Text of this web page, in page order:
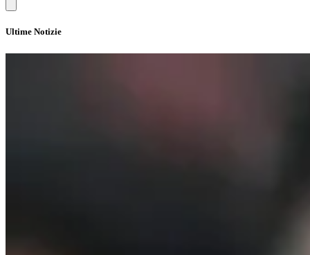
Ultime Notizie